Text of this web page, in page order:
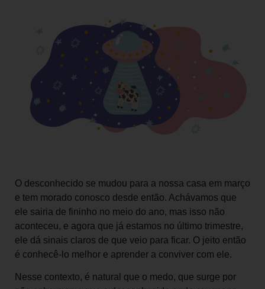
O desconhecido se mudou para a nossa casa em março
e tem morado conosco desde então. Achávamos que
ele sairia de fininho no meio do ano, mas isso não
aconteceu, e agora que já estamos no último trimestre,
ele dá sinais claros de que veio para ficar. O jeito então
é conhecê-lo melhor e aprender a conviver com ele.
Nesse contexto, é natural que o medo, que surge por